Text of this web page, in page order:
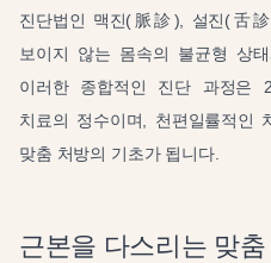
진단법인 맥진(脈診), 설진(舌
보이지 않는 몸속의 불균형 상
이러한 종합적인 진단 과정은
치료의 정수이며, 천편일률적인
맞춤 처방의 기초가 됩니다.
근본을 다스리는 맞